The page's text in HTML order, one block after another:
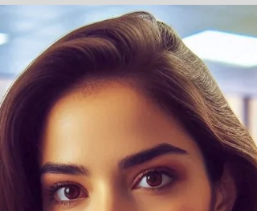
No último dia 17, o Ministério da Gestão e
da Inovação em Serviços Públicos (MGI)
instituiu sua Mesa Setorial de Negociação
Permanente,...